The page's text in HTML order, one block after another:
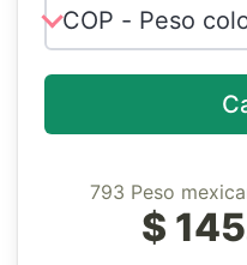
793 Peso
$